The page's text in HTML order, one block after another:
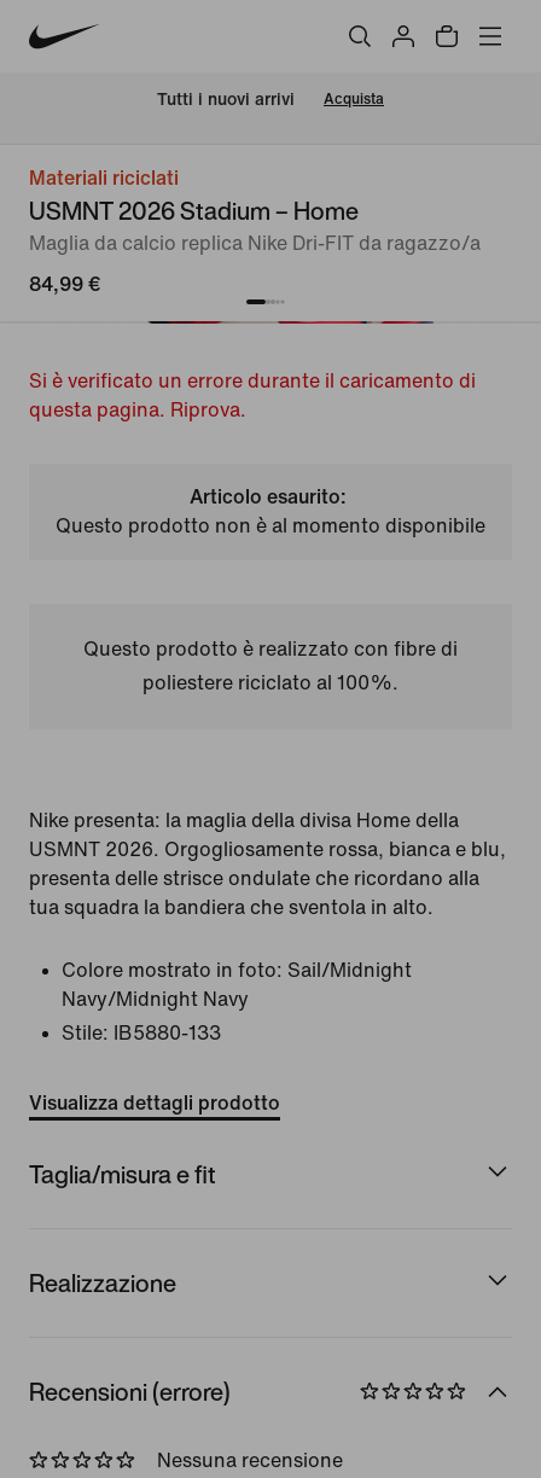
Tutti i nuovi arrivi Acquista
Materiali riciclati
USMNT 2026 Stadium – Home
Maglia da calcio replica Nike Dri-FIT da ragazzo/a
84,99 €
Si è verificato un errore durante il caricamento di
questa pagina. Riprova.
Articolo esaurito:
Questo prodotto non è al momento disponibile
Questo prodotto è realizzato con fibre di
poliestere riciclato al 100%.
Nike presenta: la maglia della divisa Home della
USMNT 2026. Orgogliosamente rossa, bianca e blu,
presenta delle strisce ondulate che ricordano alla
tua squadra la bandiera che sventola in alto.
Colore mostrato in foto: Sail/Midnight
Navy/Midnight Navy
Stile:
IB5880-133
Visualizza dettagli prodotto
Taglia/misura e fit
Realizzazione
Recensioni (errore)
Nessuna recensione